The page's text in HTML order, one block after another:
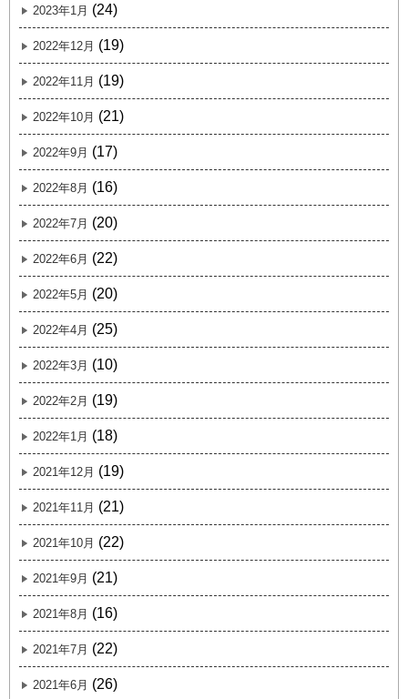
2023年1月 (24)
2022年12月 (19)
2022年11月 (19)
2022年10月 (21)
2022年9月 (17)
2022年8月 (16)
2022年7月 (20)
2022年6月 (22)
2022年5月 (20)
2022年4月 (25)
2022年3月 (10)
2022年2月 (19)
2022年1月 (18)
2021年12月 (19)
2021年11月 (21)
2021年10月 (22)
2021年9月 (21)
2021年8月 (16)
2021年7月 (22)
2021年6月 (26)